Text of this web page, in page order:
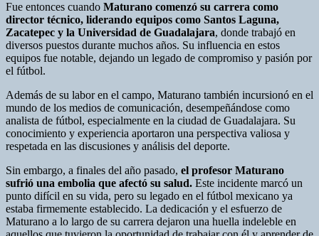
Fue entonces cuando Maturano comenzó su carrera como
director técnico, liderando equipos como Santos Laguna,
Zacatepec y la Universidad de Guadalajara, donde trabajó en
diversos puestos durante muchos años. Su influencia en estos
equipos fue notable, dejando un legado de compromiso y pasión por
el fútbol.
Además de su labor en el campo, Maturano también incursionó en el
mundo de los medios de comunicación, desempeñándose como
analista de fútbol, especialmente en la ciudad de Guadalajara. Su
conocimiento y experiencia aportaron una perspectiva valiosa y
respetada en las discusiones y análisis del deporte.
Sin embargo, a finales del año pasado, el profesor Maturano
sufrió una embolia que afectó su salud. Este incidente marcó un
punto difícil en su vida, pero su legado en el fútbol mexicano ya
estaba firmemente establecido. La dedicación y el esfuerzo de
Maturano a lo largo de su carrera dejaron una huella indeleble en